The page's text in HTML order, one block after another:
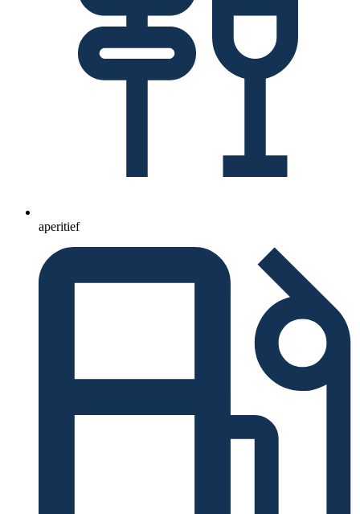
aperitief